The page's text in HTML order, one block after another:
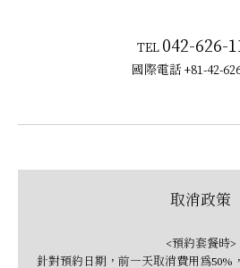
TEL 042-626-
國際電話 +81-42-
取消政策
<預約套餐時>
針對預約日期，前一天取消費用為50%